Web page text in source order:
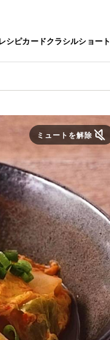
シピカードクラシルショート
ミュートを解除